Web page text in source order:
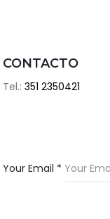
CONTACTO
Tel.: 351 2350421
Your Email *